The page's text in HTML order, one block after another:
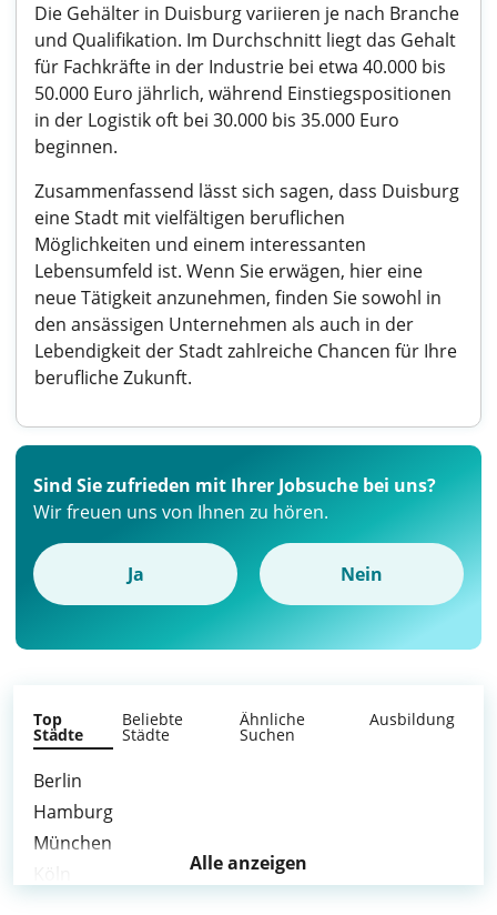
Die Gehälter in Duisburg variieren je nach Branche
und Qualifikation. Im Durchschnitt liegt das Gehalt
für Fachkräfte in der Industrie bei etwa 40.000 bis
50.000 Euro jährlich, während Einstiegspositionen
in der Logistik oft bei 30.000 bis 35.000 Euro
beginnen.
Zusammenfassend lässt sich sagen, dass Duisburg
eine Stadt mit vielfältigen beruflichen
Möglichkeiten und einem interessanten
Lebensumfeld ist. Wenn Sie erwägen, hier eine
neue Tätigkeit anzunehmen, finden Sie sowohl in
den ansässigen Unternehmen als auch in der
Lebendigkeit der Stadt zahlreiche Chancen für Ihre
berufliche Zukunft.
Sind Sie zufrieden mit Ihrer Jobsuche bei uns?
Wir freuen uns von Ihnen zu hören.
Ja Nein
Top
Städte
Beliebte
Städte
Ähnliche
Suchen
Ausbildung
Berlin
Hamburg
München
Alle anzeigen